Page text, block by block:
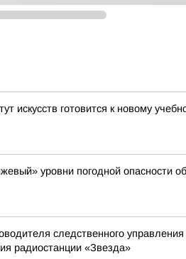
искусств готовится к новому
уровни погодной опасности
следственного
радиостанции «Звезда»